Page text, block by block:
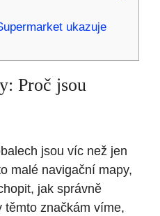
ukazuje
Proč jsou
jsou víc než jen
malé navigační mapy,
jak správně
těmto značkám víme,